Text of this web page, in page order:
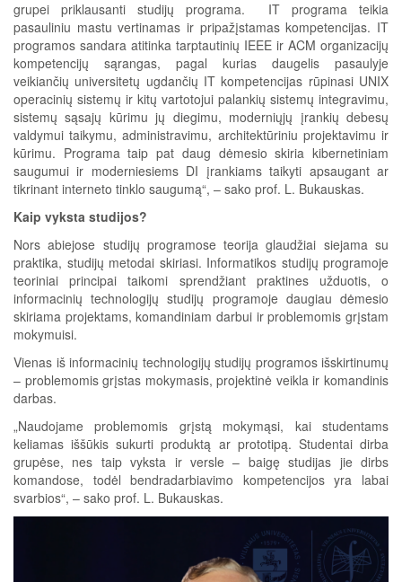
grupei priklausanti studijų programa. IT programa teikia
pasauliniu mastu vertinamas ir pripažįstamas kompetencijas. IT
programos sandara atitinka tarptautinių IEEE ir ACM organizacijų
kompetencijų sąrangas, pagal kurias daugelis pasaulyje
veikiančių universitetų ugdančių IT kompetencijas rūpinasi UNIX
operacinių sistemų ir kitų vartotojui palankių sistemų integravimu,
sistemų sąsajų kūrimu jų diegimu, moderniųjų įrankių debesų
valdymui taikymu, administravimu, architektūriniu projektavimu ir
kūrimu. Programa taip pat daug dėmesio skiria kibernetiniam
saugumui ir moderniesiems DI įrankiams taikyti apsaugant ar
tikrinant interneto tinklo saugumą“, – sako prof. L. Bukauskas.
Kaip vyksta studijos?
Nors abiejose studijų programose teorija glaudžiai siejama su
praktika, studijų metodai skiriasi. Informatikos studijų programoje
teoriniai principai taikomi sprendžiant praktines užduotis, o
informacinių technologijų studijų programoje daugiau dėmesio
skiriama projektams, komandiniam darbui ir problemomis grįstam
mokymuisi.
Vienas iš informacinių technologijų studijų programos išskirtinumų
– problemomis grįstas mokymasis, projektinė veikla ir komandinis
darbas.
„Naudojame problemomis grįstą mokymąsi, kai studentams
keliamas iššūkis sukurti produktą ar prototipą. Studentai dirba
grupėse, nes taip vyksta ir versle – baigę studijas jie dirbs
komandose, todėl bendradarbiavimo kompetencijos yra labai
svarbios“, – sako prof. L. Bukauskas.